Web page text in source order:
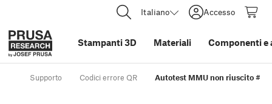
Italiano Accesso
Stampanti 3D Materiali Componenti e
Supporto Codici errore QR Autotest MMU non riuscito